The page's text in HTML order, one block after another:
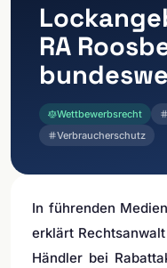
RA
Wettbewerbsrecht
Verbraucherschutz
In führenden
erklärt
Händler bei